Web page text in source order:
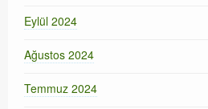
Eylül 2024
Ağustos 2024
Temmuz 2024